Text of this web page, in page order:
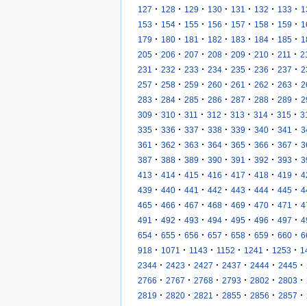
127 · 128 · 129 · 130 · 131 · 132 · 133 ·
153 · 154 · 155 · 156 · 157 · 158 · 159 ·
179 · 180 · 181 · 182 · 183 · 184 · 185 ·
205 · 206 · 207 · 208 · 209 · 210 · 211 ·
231
· 232 · 233 · 234 · 235 · 236 · 237 ·
257 · 258 · 259 · 260 · 261 · 262 · 263 ·
283 · 284 · 285 · 286 · 287 · 288 · 289 ·
309 · 310 · 311 · 312 · 313 · 314 · 315 ·
335 · 336 · 337 · 338 · 339 · 340 · 341 ·
361
· 362 · 363 · 364 · 365 · 366 · 367 ·
387 · 388 · 389 · 390 · 391 · 392 · 393 ·
413 · 414 · 415 · 416 · 417 · 418 · 419 ·
439 · 440 · 441 · 442 · 443 · 444 · 445 ·
465 · 466 · 467 · 468 · 469 · 470 · 471 ·
491
· 492 · 493 · 494 · 495 · 496 · 497 ·
654 · 655 · 656 · 657 · 658 · 659 · 660 ·
918 · 1071 · 1143 · 1152 · 1241 · 1253 ·
2344 · 2423 · 2427 · 2437 · 2444 · 2445 ·
2766 · 2767 · 2768 · 2793 · 2802 · 2803 ·
2819 · 2820 · 2821 · 2855 · 2856 · 2857 ·